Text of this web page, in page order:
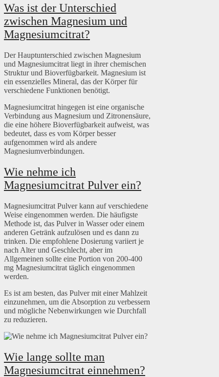
Was ist der Unterschied
zwischen Magnesium und
Magnesiumcitrat?
Der Hauptunterschied zwischen Magnesium
und Magnesiumcitrat liegt in ihrer chemischen
Struktur und Bioverfügbarkeit. Magnesium ist
ein essenzielles Mineral, das der Körper für
verschiedene Funktionen benötigt.
Magnesiumcitrat hingegen ist eine organische
Verbindung aus Magnesium und Zitronensäure,
die eine höhere Bioverfügbarkeit aufweist, was
bedeutet, dass es vom Körper besser
aufgenommen wird als andere
Magnesiumverbindungen.
Wie nehme ich
Magnesiumcitrat Pulver ein?
Magnesiumcitrat Pulver kann auf verschiedene
Weise eingenommen werden. Die häufigste
Methode ist, das Pulver in Wasser oder einem
anderen Getränk aufzulösen und es dann zu
trinken. Die empfohlene Dosierung variiert je
nach Alter und Geschlecht, aber im
Allgemeinen sollte eine Portion von 200-400
mg Magnesiumcitrat täglich eingenommen
werden.
Es ist am besten, das Pulver mit einer Mahlzeit
einzunehmen, um die Absorption zu verbessern
und mögliche Nebenwirkungen wie Durchfall
zu reduzieren.
Wie lange sollte man
Magnesiumcitrat einnehmen?